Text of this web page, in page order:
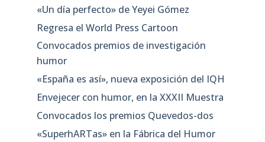
«Un día perfecto» de Yeyei Gómez
Regresa el World Press Cartoon
Convocados premios de investigación
humor
«España es así», nueva exposición del IQH
Envejecer con humor, en la XXXII Muestra
Convocados los premios Quevedos-dos
«SuperhARTas» en la Fábrica del Humor